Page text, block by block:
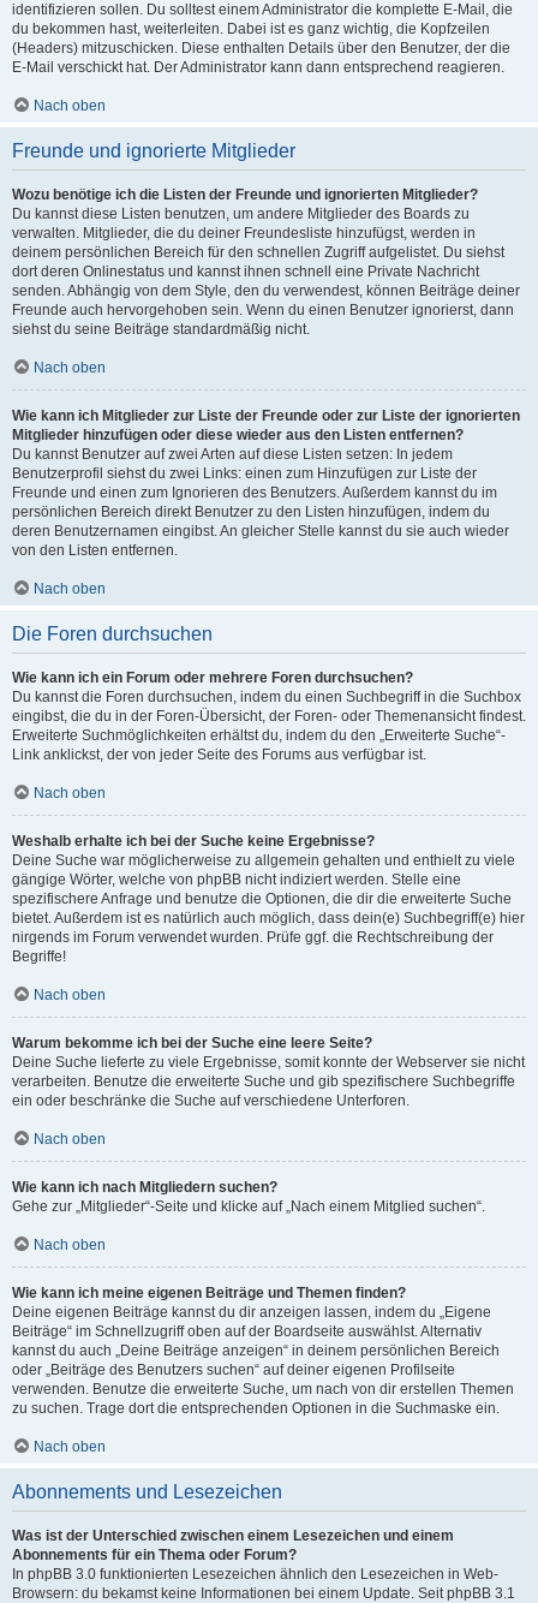
identifizieren sollen. Du solltest einem Administrator die komplette E-Mail, die
du bekommen hast, weiterleiten. Dabei ist es ganz wichtig, die Kopfzeilen
(Headers) mitzuschicken. Diese enthalten Details über den Benutzer, der die
E-Mail verschickt hat. Der Administrator kann dann entsprechend reagieren.
Nach oben
Freunde und ignorierte Mitglieder
Wozu benötige ich die Listen der Freunde und ignorierten Mitglieder?
Du kannst diese Listen benutzen, um andere Mitglieder des Boards zu
verwalten. Mitglieder, die du deiner Freundesliste hinzufügst, werden in
deinem persönlichen Bereich für den schnellen Zugriff aufgelistet. Du siehst
dort deren Onlinestatus und kannst ihnen schnell eine Private Nachricht
senden. Abhängig von dem Style, den du verwendest, können Beiträge deiner
Freunde auch hervorgehoben sein. Wenn du einen Benutzer ignorierst, dann
siehst du seine Beiträge standardmäßig nicht.
Nach oben
Wie kann ich Mitglieder zur Liste der Freunde oder zur Liste der ignorierten
Mitglieder hinzufügen oder diese wieder aus den Listen entfernen?
Du kannst Benutzer auf zwei Arten auf diese Listen setzen: In jedem
Benutzerprofil siehst du zwei Links: einen zum Hinzufügen zur Liste der
Freunde und einen zum Ignorieren des Benutzers. Außerdem kannst du im
persönlichen Bereich direkt Benutzer zu den Listen hinzufügen, indem du
deren Benutzernamen eingibst. An gleicher Stelle kannst du sie auch wieder
von den Listen entfernen.
Nach oben
Die Foren durchsuchen
Wie kann ich ein Forum oder mehrere Foren durchsuchen?
Du kannst die Foren durchsuchen, indem du einen Suchbegriff in die Suchbox
eingibst, die du in der Foren-Übersicht, der Foren- oder Themenansicht findest.
Erweiterte Suchmöglichkeiten erhältst du, indem du den „Erweiterte Suche“-
Link anklickst, der von jeder Seite des Forums aus verfügbar ist.
Nach oben
Weshalb erhalte ich bei der Suche keine Ergebnisse?
Deine Suche war möglicherweise zu allgemein gehalten und enthielt zu viele
gängige Wörter, welche von phpBB nicht indiziert werden. Stelle eine
spezifischere Anfrage und benutze die Optionen, die dir die erweiterte Suche
bietet. Außerdem ist es natürlich auch möglich, dass dein(e) Suchbegriff(e) hier
nirgends im Forum verwendet wurden. Prüfe ggf. die Rechtschreibung der
Begriffe!
Nach oben
Warum bekomme ich bei der Suche eine leere Seite?
Deine Suche lieferte zu viele Ergebnisse, somit konnte der Webserver sie nicht
verarbeiten. Benutze die erweiterte Suche und gib spezifischere Suchbegriffe
ein oder beschränke die Suche auf verschiedene Unterforen.
Nach oben
Wie kann ich nach Mitgliedern suchen?
Gehe zur „Mitglieder“-Seite und klicke auf „Nach einem Mitglied suchen“.
Nach oben
Wie kann ich meine eigenen Beiträge und Themen finden?
Deine eigenen Beiträge kannst du dir anzeigen lassen, indem du „Eigene
Beiträge“ im Schnellzugriff oben auf der Boardseite auswählst. Alternativ
kannst du auch „Deine Beiträge anzeigen“ in deinem persönlichen Bereich
oder „Beiträge des Benutzers suchen“ auf deiner eigenen Profilseite
verwenden. Benutze die erweiterte Suche, um nach von dir erstellen Themen
zu suchen. Trage dort die entsprechenden Optionen in die Suchmaske ein.
Nach oben
Abonnements und Lesezeichen
Was ist der Unterschied zwischen einem Lesezeichen und einem
Abonnements für ein Thema oder Forum?
In phpBB 3.0 funktionierten Lesezeichen ähnlich den Lesezeichen in Web-
Browsern: du bekamst keine Informationen bei einem Update. Seit phpBB 3.1